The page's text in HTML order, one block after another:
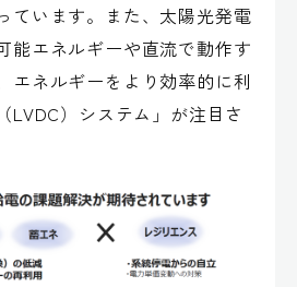
ています。また、太陽光発電
能エネルギーや直流で動作す
エネルギーをより効率的に利
LVDC）システム」が注目さ